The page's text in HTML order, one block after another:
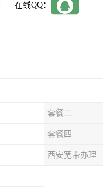
在线QQ：
套餐二
套餐四
西安宽带办理